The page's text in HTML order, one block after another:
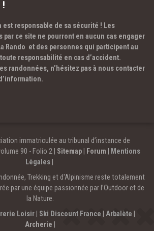
!
est responsable de sa sécurité ! Les
ce site ne pourront en aucun cas engager
Rando et des personnes qui participent au
responsabilité en cas d’accident.
randonnées, n’hésitez pas à nous contacter
immatriculée au tribunal d’instance de
90 - Folio 2 | Sitemap| Forum
Mentions
Légales
Trekking et d'Alpinisme reste totalement
par une équipe passionnée par l’Outdoor et de
la Nature.
Loisir Ski Discount France Arbalète
Archerie